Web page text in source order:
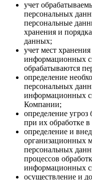
учет
персональных
персональные
хранения и
данных;
учет мест
информационных
обрабатываются
определение
персональных
информационных
Компании;
определение
при их обработке
определение и
организационных
персональных
процессов
информационных
осуществление и